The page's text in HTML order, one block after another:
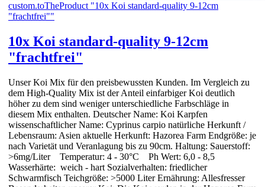
custom.toTheProduct "10x Koi standard-quality 9-12cm
"frachtfrei""
10x Koi standard-quality 9-12cm
"frachtfrei"
Unser Koi Mix für den preisbewussten Kunden. Im Vergleich zu
dem High-Quality Mix ist der Anteil einfarbiger Koi deutlich
höher zu dem sind weniger unterschiedliche Farbschläge in
diesem Mix enthalten. Deutscher Name: Koi Karpfen
wissenschaftlicher Name: Cyprinus carpio natürliche Herkunft /
Lebensraum: Asien aktuelle Herkunft: Hazorea Farm Endgröße: je
nach Varietät und Veranlagung bis zu 90cm. Haltung: Sauerstoff:
>6mg/Liter Temperatur: 4 - 30°C Ph Wert: 6,0 - 8,5
Wasserhärte: weich - hart Sozialverhalten: friedlicher
Schwarmfisch Teichgröße: >5000 Liter Ernährung: Allesfresser